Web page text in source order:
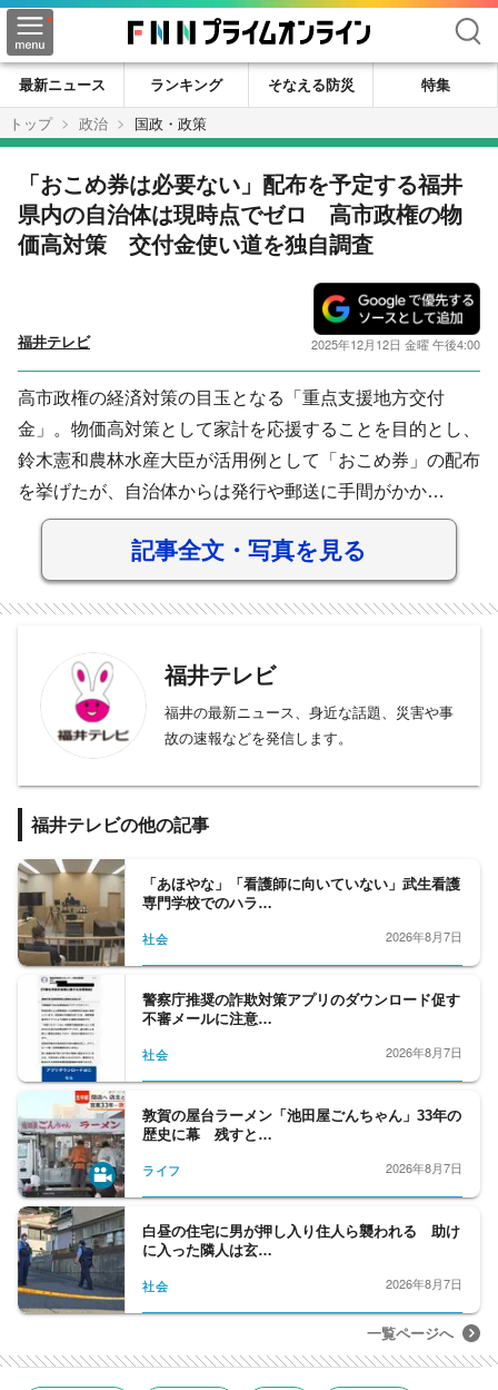
検索
最新ニュース ランキング そなえる防災
特集
トップ
政治 国政・政策
「おこめ券は必要ない」配布を予定する福井
県内の自治体は現時点でゼロ 高市政権の物
価高対策 交付金使い道を独自調査
福井テレビ 2025年12月12日 金曜 午後4:00
高市政権の経済対策の目玉となる「重点支援地方交付
金」。物価高対策として家計を応援することを目的とし、
鈴木憲和農林水産大臣が活用例として「おこめ券」の配布
を挙げたが、自治体からは発行や郵送に手間がかか…
記事全文・写真を見る
福井テレビ
福井の最新ニュース、身近な話題、災害や事
故の速報などを発信します。
福井テレビの他の記事
「あほやな」「看護師に向いていない」武生看護
専門学校でのハラ…
社会 2026年8月7日
警察庁推奨の詐欺対策アプリのダウンロード促す
不審メールに注意…
社会 2026年8月7日
敦賀の屋台ラーメン「池田屋ごんちゃん」33年の
歴史に幕 残すと…
ライフ 2026年8月7日
白昼の住宅に男が押し入り住人ら襲われる 助け
に入った隣人は玄…
社会 2026年8月7日
一覧ページへ